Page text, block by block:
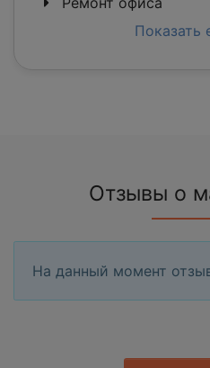
Показать
Отзывы о
На данный момент